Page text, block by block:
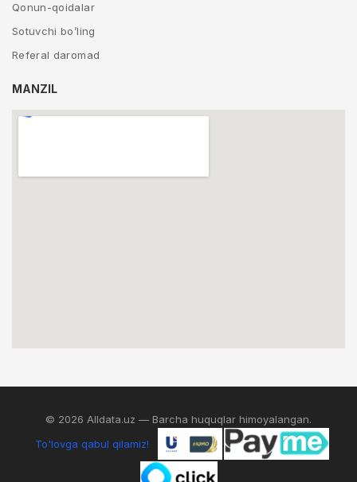
Qonun-qoidalar
Sotuvchi bo’ling
Referal daromad
MANZIL
© 2026 Alldata.uz — Barcha huquqlar himoyalangan.
To'lovga qabul qilamiz!